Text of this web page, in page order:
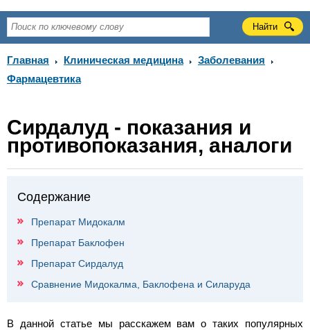
Главная Клиническая медицина
Заболевания
Фармацевтика
Сирдалуд - показания и
противопоказания, аналоги
Содержание
Препарат Мидокалм
Препарат Баклофен
Препарат Сирдалуд
Сравнение Мидокалма, Баклофена и Силаруда
В данной статье мы расскажем вам о таких популярных